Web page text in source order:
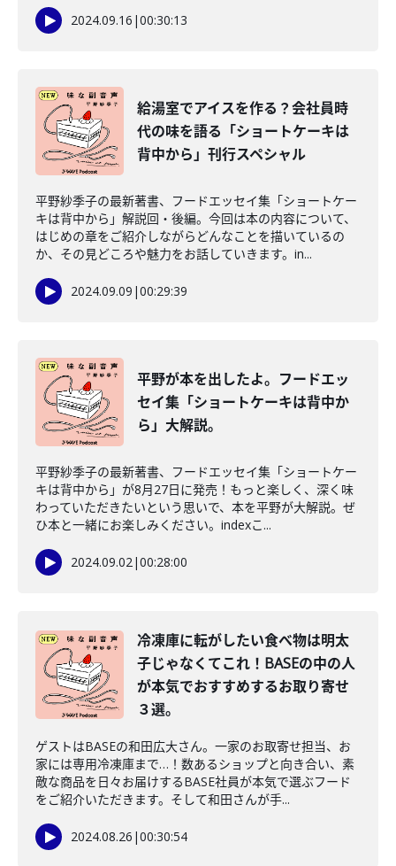
2024.09.16 |00:30:13
給湯室でアイスを作る？会社員時
代の味を語る「ショートケーキは
背中から」刊行スペシャル
平野紗季子の最新著書、フードエッセイ集「ショートケー
キは背中から」解説回・後編。今回は本の内容について、
はじめの章をご紹介しながらどんなことを描いているの
か、その見どころや魅力をお話していきます。in...
2024.09.09 |00:29:39
平野が本を出したよ。フードエッ
セイ集「ショートケーキは背中か
ら」大解説。
平野紗季子の最新著書、フードエッセイ集「ショートケー
キは背中から」が8月27日に発売！もっと楽しく、深く味
わっていただきたいという思いで、本を平野が大解説。ぜ
ひ本と一緒にお楽しみください。indexこ...
2024.09.02|00:28:00
冷凍庫に転がしたい食べ物は明太
子じゃなくてこれ！BASEの中の人
が本気でおすすめするお取り寄せ
３選。
ゲストはBASEの和田広大さん。一家のお取寄せ担当、お
家には専用冷凍庫まで…！数あるショップと向き合い、素
敵な商品を日々お届けするBASE社員が本気で選ぶフード
をご紹介いただきます。そして和田さんが手...
2024.08.26 |00:30:54